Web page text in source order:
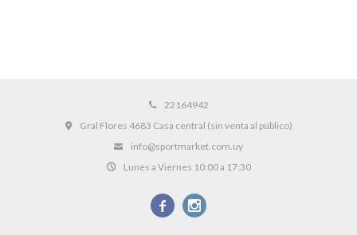
22164942
Gral Flores 4683 Casa central (sin venta al público)
info@sportmarket.com.uy
Lunes a Viernes 10:00 a 17:30
 